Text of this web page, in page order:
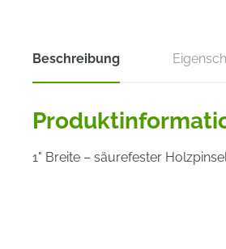
Beschreibung
1" Breite – säurefester